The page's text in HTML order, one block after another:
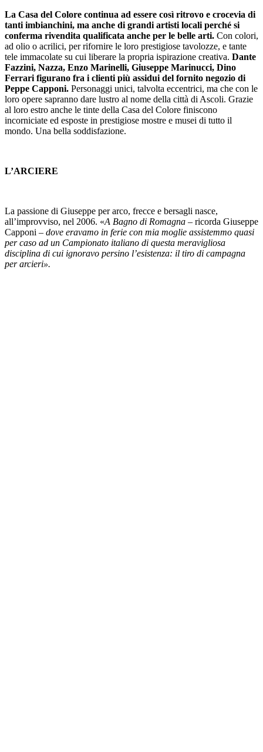
La Casa del Colore continua ad essere così ritrovo e crocevia di
tanti imbianchini, ma anche di grandi artisti locali perché si
conferma rivendita qualificata anche per le belle arti. Con colori,
ad olio o acrilici, per rifornire le loro prestigiose tavolozze, e tante
tele immacolate su cui liberare la propria ispirazione creativa. Dante
Fazzini, Nazza, Enzo Marinelli, Giuseppe Marinucci, Dino
Ferrari figurano fra i clienti più assidui del fornito negozio di
Peppe Capponi. Personaggi unici, talvolta eccentrici, ma che con le
loro opere sapranno dare lustro al nome della città di Ascoli. Grazie
al loro estro anche le tinte della Casa del Colore finiscono
incorniciate ed esposte in prestigiose mostre e musei di tutto il
mondo. Una bella soddisfazione.
L’ARCIERE
La passione di Giuseppe per arco, frecce e bersagli nasce,
all’improvviso, nel 2006. «A Bagno di Romagna – ricorda Giuseppe
Capponi – dove eravamo in ferie con mia moglie assistemmo quasi
per caso ad un Campionato italiano di questa meravigliosa
disciplina di cui ignoravo persino l’esistenza: il tiro di campagna
per arcieri».